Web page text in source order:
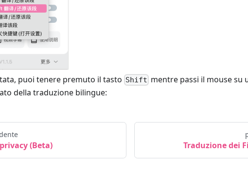
puoi tenere premuto il tasto Shift mentre passi il mouse su
della traduzione bilingue:
(Beta) Traduzione dei